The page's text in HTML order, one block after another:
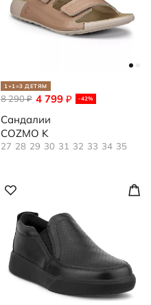
1+1=3 ДЕТЯМ
4 799 ₽ -42%
8 290₽
Сандалии
COZMO K
27 28 29 30 31 32 33 34 35